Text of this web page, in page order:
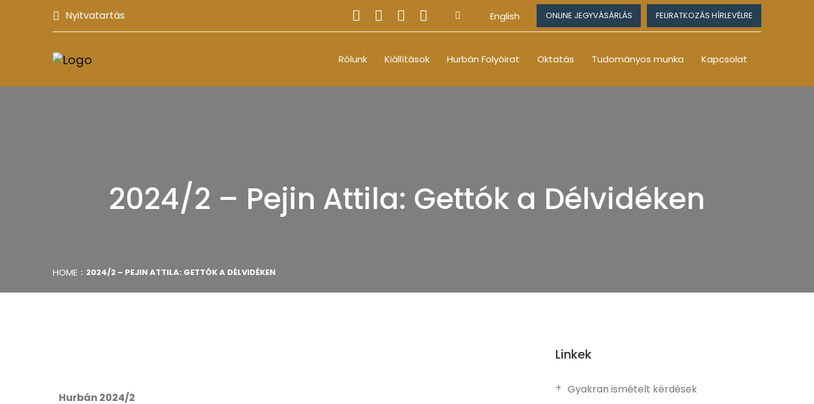
Nyitvatartás English ONLINE JEGYVÁSÁRLÁS FELIRATKOZÁS HÍRLEVÉLRE
Rólunk Kiállítások Hurbán Folyóirat Oktatás Tudományos munka Kapcsolat
2024/2 – Pejin Attila: Gettók a Délvidéken
HOME 2024/2 – PEJIN ATTILA: GETTÓK A DÉLVIDÉKEN
Hurbán 2024/2
Linkek
Gyakran ismételt kérdések